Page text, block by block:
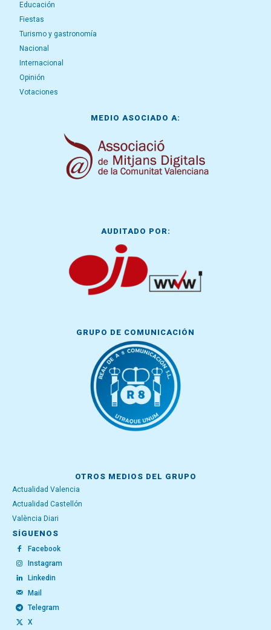
Educación
Fiestas
Turismo y gastronomía
Nacional
Internacional
Opinión
Votaciones
MEDIO ASOCIADO A:
AUDITADO POR:
GRUPO DE COMUNICACIÓN
OTROS MEDIOS DEL GRUPO
Actualidad Valencia
Actualidad Castellón
València Diari
SÍGUENOS
Facebook
Instagram
Linkedin
Mail
Telegram
X